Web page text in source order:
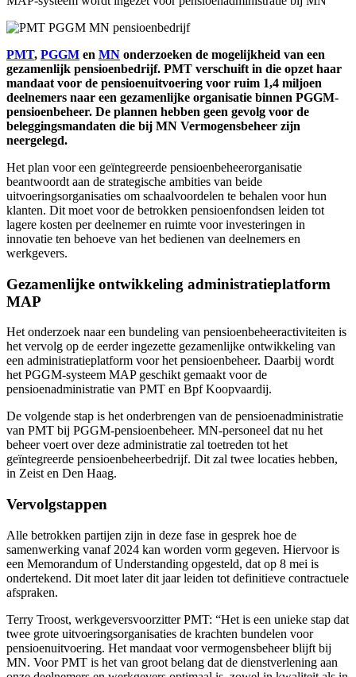
PMT, PGGM en MN onderzoeken de mogelijkheid van een
gezamenlijk pensioenbedrijf. PMT verschuift in die opzet haar
mandaat voor de pensioenuitvoering voor ruim 1,4 miljoen
deelnemers naar een gezamenlijke organisatie binnen PGGM-
pensioenbeheer. De plannen hebben geen gevolg voor de
beleggingsmandaten die bij MN Vermogensbeheer zijn
neergelegd.
Het plan voor een geïntegreerde pensioenbeheerorganisatie
beantwoordt aan de strategische ambities van beide
uitvoeringsorganisaties om schaalvoordelen te behalen voor hun
klanten. Dit moet voor de betrokken pensioenfondsen leiden tot
lagere kosten per deelnemer en ruimte voor investeringen in
innovatie ten behoeve van het bedienen van deelnemers en
werkgevers.
Gezamenlijke ontwikkeling administratieplatform
MAP
Het onderzoek naar een bundeling van pensioenbeheeractiviteiten is
het vervolg op de eerder ingezette gezamenlijke ontwikkeling van
een administratieplatform voor het pensioenbeheer. Daarbij wordt
het PGGM-systeem MAP geschikt gemaakt voor de
pensioenadministratie van PMT en Bpf Koopvaardij.
De volgende stap is het onderbrengen van de pensioenadministratie
van PMT bij PGGM-pensioenbeheer. MN-personeel dat nu het
beheer voert over deze administratie zal toetreden tot het
geïntegreerde pensioenbeheerbedrijf. Dit zal twee locaties hebben,
in Zeist en Den Haag.
Vervolgstappen
Alle betrokken partijen zijn in deze fase in gesprek hoe de
samenwerking vanaf 2024 kan worden vorm gegeven. Hiervoor is
een Memorandum of Understanding opgesteld, dat op 8 mei is
ondertekend. Dit moet later dit jaar leiden tot definitieve contractuele
afspraken.
Terry Troost, werkgeversvoorzitter PMT: “Het is een unieke stap dat
twee grote uitvoeringsorganisaties de krachten bundelen voor
pensioenuitvoering. Het mandaat voor vermogensbeheer blijft bij
MN. Voor PMT is het van groot belang dat de dienstverlening aan